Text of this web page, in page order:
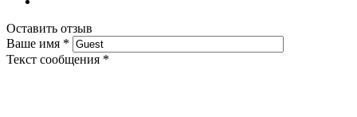
Оставить отзыв
Ваше имя *
Текст сообщения *